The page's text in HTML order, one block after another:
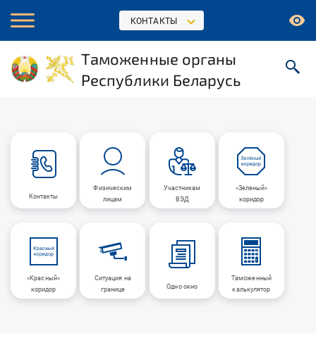
КОНТАКТЫ
Таможенные органы
Республики Беларусь
Контакты
Физическим
лицам
Участникам
ВЭД
«Зеленый»
коридор
«Красный»
коридор
Ситуация на
границе
Одно окно
Таможенный
калькулятор